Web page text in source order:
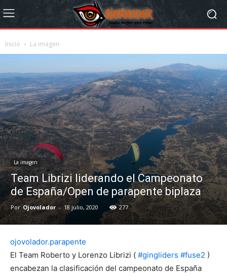
Inicio La imagen
La imagen
Team Librizi liderando el Campeonato
de España/Open de parapente biplaza
Por Ojovolador - 18 julio, 2020 277
ojovolador.parapente
El Team Roberto y Lorenzo Librizi ( #gingliders #fuse2 )
encabezan la clasificación del campeonato de España